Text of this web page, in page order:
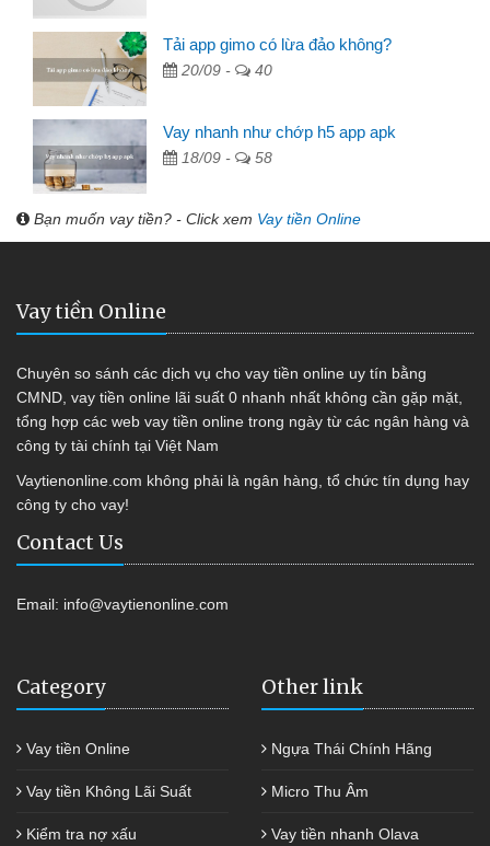
Tải app gimo có lừa đảo không?
20/09 - 40
Vay nhanh như chớp h5 app apk
18/09 - 58
Bạn muốn vay tiền? - Click xem Vay tiền Online
Vay tiền Online
Chuyên so sánh các dịch vụ cho vay tiền online uy tín bằng
CMND, vay tiền online lãi suất 0 nhanh nhất không cần gặp mặt,
tổng hợp các web vay tiền online trong ngày từ các ngân hàng và
công ty tài chính tại Việt Nam
Vaytienonline.com không phải là ngân hàng, tổ chức tín dụng hay
công ty cho vay!
Contact Us
Email: info@vaytienonline.com
Category
Vay tiền Online
Vay tiền Không Lãi Suất
Kiểm tra nợ xấu
Other link
Ngựa Thái Chính Hãng
Micro Thu Âm
Vay tiền nhanh Olava